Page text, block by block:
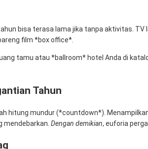
bisa terasa lama jika tanpa aktivitas.
film *box office*.
tamu atau *ballroom* hotel Anda di
Tahun
hitung mundur (*countdown*).
Dengan demikian, euforia